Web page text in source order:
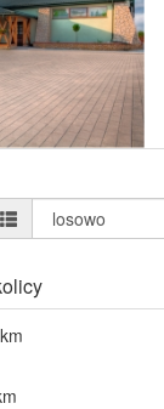
losowo